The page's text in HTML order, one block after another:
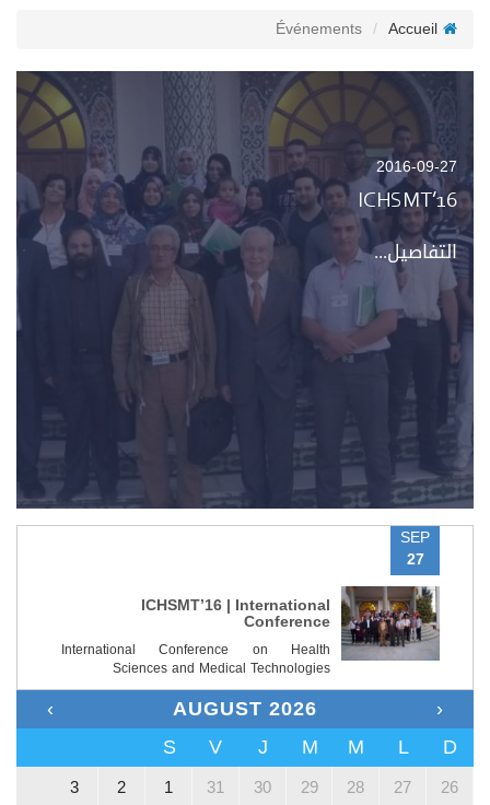
Événements
2016-09-27
ICHSMT’16
التفاصيل...
SEP
27
ICHSMT’16 | International
Conference
International Conference on Health
Sciences and Medical Technologies
‹
AUGUST 2026
›
D
L
M
M
J
V
S
26
27
28
29
30
31
1
2
3